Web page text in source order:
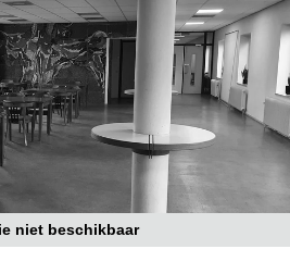
niet beschikbaar